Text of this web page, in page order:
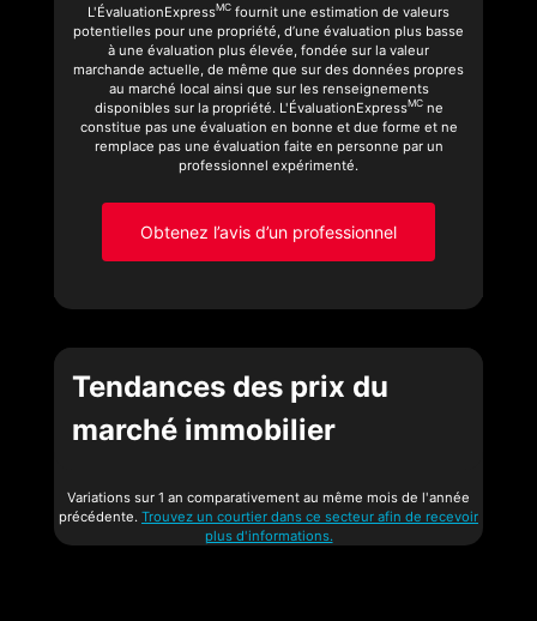
L'ÉvaluationExpressMC fournit une estimation de valeurs
potentielles pour une propriété, d’une évaluation plus basse
à une évaluation plus élevée, fondée sur la valeur
marchande actuelle, de même que sur des données propres
au marché local ainsi que sur les renseignements
disponibles sur la propriété. L'ÉvaluationExpressMCne
constitue pas une évaluation en bonne et due forme et ne
remplace pas une évaluation faite en personne par un
professionnel expérimenté.
Obtenez l’avis d’un professionnel
Tendances des prix du
marché immobilier
Variations sur 1 an comparativement au même mois de l'année
précédente. Trouvez un courtier dans ce secteur afin de recevoir
plus d'informations.